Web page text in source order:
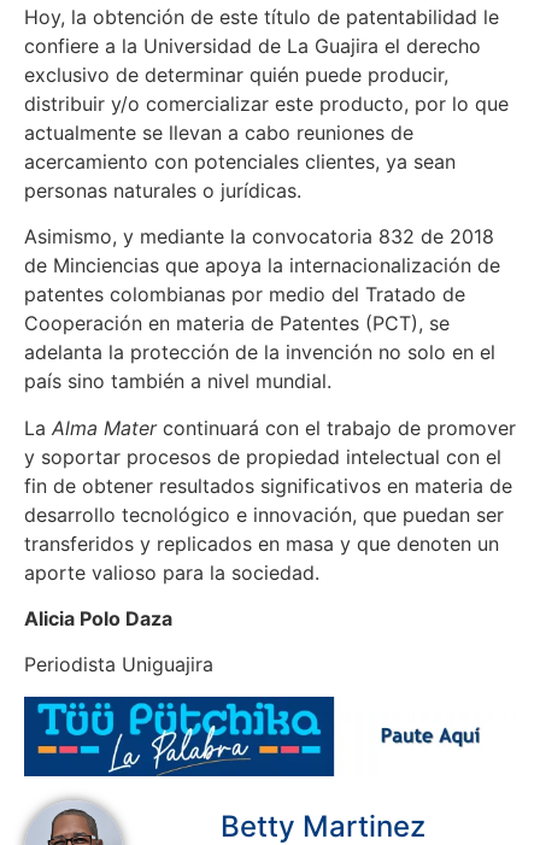
Hoy, la obtención de este título de patentabilidad le
confiere a la Universidad de La Guajira el derecho
exclusivo de determinar quién puede producir,
distribuir y/o comercializar este producto, por lo que
actualmente se llevan a cabo reuniones de
acercamiento con potenciales clientes, ya sean
personas naturales o jurídicas.
Asimismo, y mediante la convocatoria 832 de 2018
de Minciencias que apoya la internacionalización de
patentes colombianas por medio del Tratado de
Cooperación en materia de Patentes (PCT), se
adelanta la protección de la invención no solo en el
país sino también a nivel mundial.
La Alma Matercontinuará con el trabajo de promover
y soportar procesos de propiedad intelectual con el
fin de obtener resultados significativos en materia de
desarrollo tecnológico e innovación, que puedan ser
transferidos y replicados en masa y que denoten un
aporte valioso para la sociedad.
Alicia Polo Daza
Periodista Uniguajira
Betty Martinez